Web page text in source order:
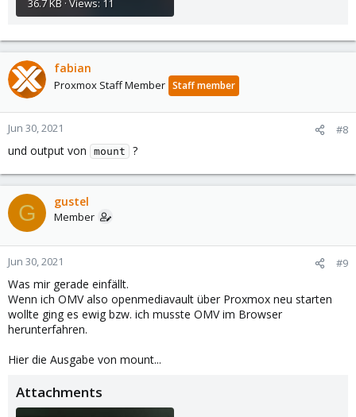
36.7 KB · Views: 11
fabian
Proxmox Staff Member Staff member
Jun 30, 2021 #8
und output von mount ?
G gustel
Member
Jun 30, 2021 #9
Was mir gerade einfällt.
Wenn ich OMV also openmediavault über Proxmox neu starten
wollte ging es ewig bzw. ich musste OMV im Browser
herunterfahren.
Hier die Ausgabe von mount...
Attachments